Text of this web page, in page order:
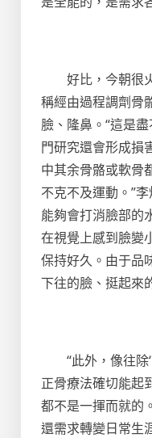
好比，今朝很火
稱經由過程調劑骨
臉、隆鼻。“這是
門研究還會形成損
中其余骨骼或軟骨
不克不及運動。”
能夠會打消臉部的
在視覺上感到臉變
保持好久。由于品
下往的臉、挺起來
“此外，像往除‘
正骨療法確切能起
都不是一揮而就的
還需求轉變日常生